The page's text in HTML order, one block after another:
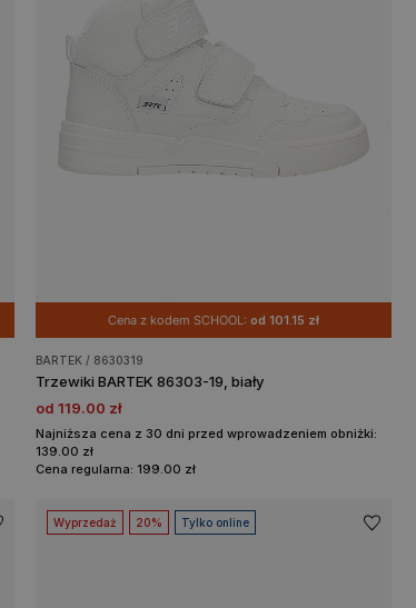
Cena z kodem SCHOOL:od 101.15 zł
BARTEK / 8630319
Trzewiki BARTEK 86303-19, biały
od 119.00 zł
Najniższa cena z 30 dni przed wprowadzeniem obniżki:
139.00 zł
Cena regularna: 199.00 zł
Wyprzedaż 20% Tylko online